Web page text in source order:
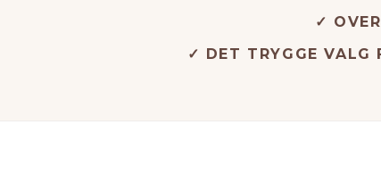
✓
✓ DET TRYGGE VALG